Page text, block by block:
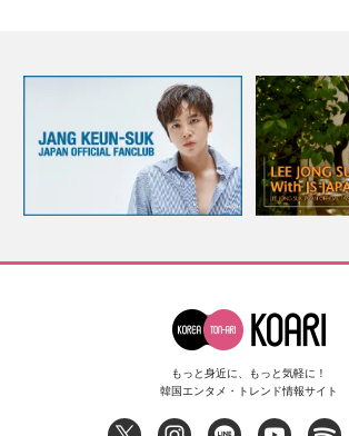
もっと身近に、もっと気軽に！
韓国エンタメ・トレンド情報サイト